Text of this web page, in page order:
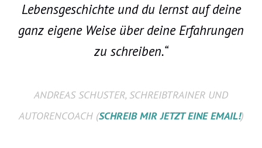
Lebensgeschichte und du lernst auf deine
ganz eigene Weise über deine Erfahrungen
zu schreiben.“
ANDREAS SCHUSTER, SCHREIBTRAINER UND
AUTORENCOACH (SCHREIB MIR JETZT EINE EMAIL!)